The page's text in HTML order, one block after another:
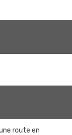
route en